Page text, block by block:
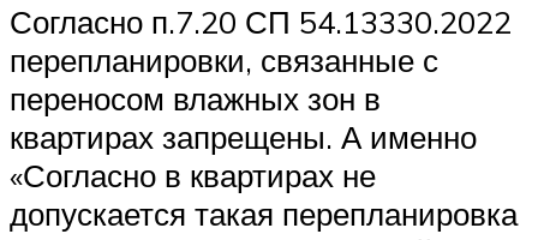
Согласно п.7.20 СП 54.13330.2022
перепланировки, связанные с
переносом влажных зон в
квартирах запрещены. А именно
«Согласно в квартирах не
допускается такая перепланировка